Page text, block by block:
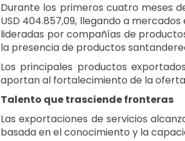
Durante los primeros cuatro meses
USD 404.857,09, llegando a
lideradas por compañías de
la presencia de productos
Los principales productos
aportan al fortalecimiento de la
Talento que trasciende fronteras
Las exportaciones de servicios
basada en el conocimiento y la